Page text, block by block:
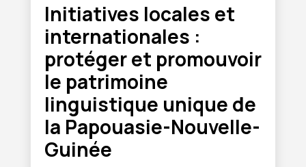
Initiatives locales et
internationales :
protéger et promouvoir
le patrimoine
linguistique unique de
la Papouasie-Nouvelle-
Guinée